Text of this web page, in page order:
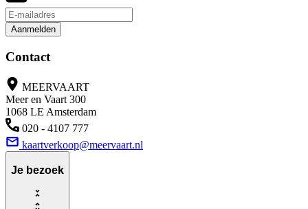
Aanmelden
Contact
MEERVAART
Meer en Vaart 300
1068 LE Amsterdam
020 - 4107 777
kaartverkoop@meervaart.nl
Je bezoek